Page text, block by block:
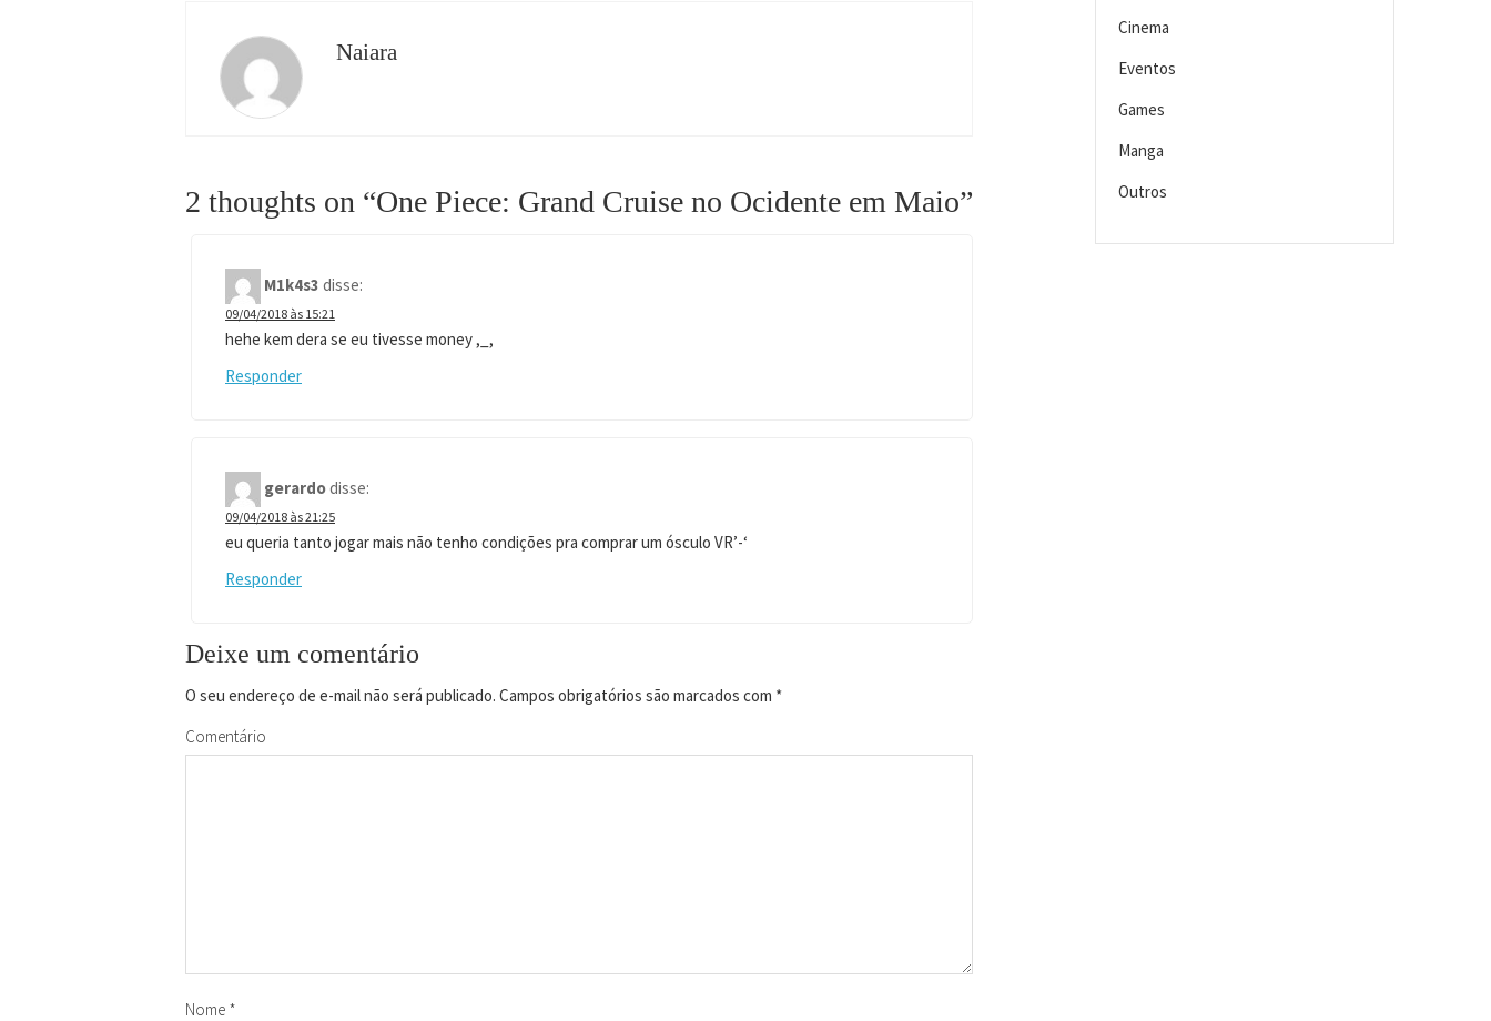
Naiara
2 thoughts on “One Piece: Grand Cruise no Ocidente em Maio”
M1k4s3 disse:
09/04/2018 às 15:21
hehe kem dera se eu tivesse money ,_,
Responder
gerardodisse:
09/04/2018 às 21:25
eu queria tanto jogar mais não tenho condições pra comprar um ósculo VR’-‘
Responder
Deixe um comentário
O seu endereço de e-mail não será publicado. Campos obrigatórios são marcados com *
Comentário
Nome *
Cinema
Eventos
Games
Manga
Outros